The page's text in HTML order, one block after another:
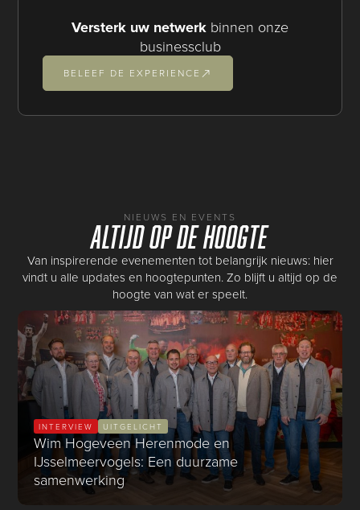
Versterk uw netwerk binnen onze
businessclub
BELEEF DE EXPERIENCE
NIEUWS EN EVENTS
Altijd op de hoogte
Van inspirerende evenementen tot belangrijk nieuws: hier
vindt u alle updates en hoogtepunten. Zo blijft u altijd op de
hoogte van wat er speelt.
INTERVIEW UITGELICHT
Wim Hogeveen Herenmode en
IJsselmeervogels: Een duurzame
samenwerking